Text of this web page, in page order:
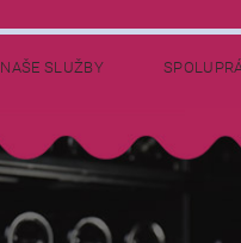
NAŠE SLUŽBY